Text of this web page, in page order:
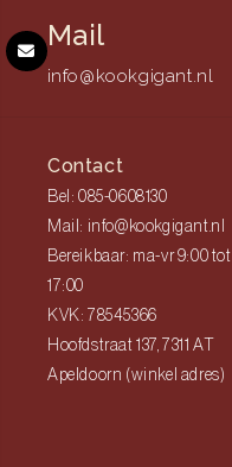
Mail
info@kookgigant.nl
Contact
Bel: 085-0608130
Mail: info@kookgigant.nl
Bereikbaar: ma-vr 9:00 tot
17:00
KVK: 78545366
Hoofdstraat 137, 7311 AT
Apeldoorn (winkel adres)